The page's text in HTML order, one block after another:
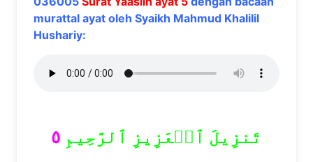
murattal ayat oleh Syaikh Mahmud Khalilil
Hushariy:
تَنزِيلَ ٱلۡعَزِيزِ ٱلرَّحِيمِ ٥